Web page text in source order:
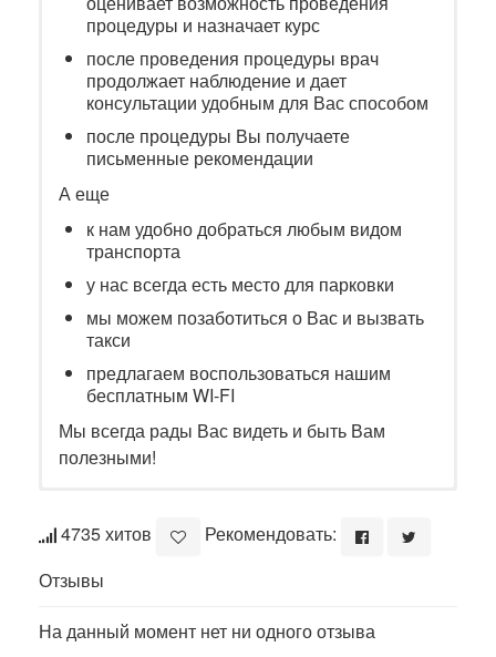
процедуры и назначает курс
после проведения процедуры врач
продолжает наблюдение и дает
консультации удобным для Вас способом
после процедуры Вы получаете
письменные рекомендации
А еще
к нам удобно добраться любым видом
транспорта
у нас всегда есть место для парковки
мы можем позаботиться о Вас и вызвать
такси
предлагаем воспользоваться нашим
бесплатным WI-FI
Мы всегда рады Вас видеть и быть Вам
полезными!
4735 хитов
Рекомендовать:
Отзывы
На данный момент нет ни одного отзыва